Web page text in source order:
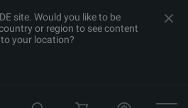
site. Would you like to be
or region to see content
your location?